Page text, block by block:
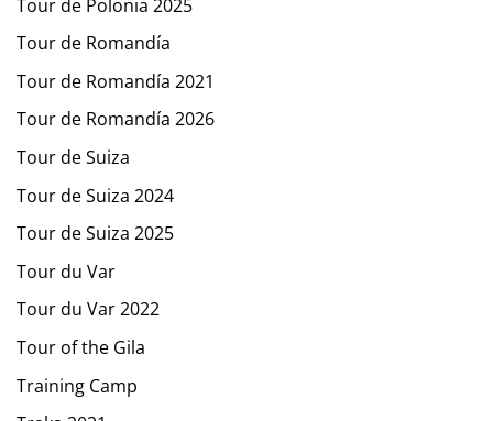
Tour de Polonia 2025
Tour de Romandía
Tour de Romandía 2021
Tour de Romandía 2026
Tour de Suiza
Tour de Suiza 2024
Tour de Suiza 2025
Tour du Var
Tour du Var 2022
Tour of the Gila
Training Camp